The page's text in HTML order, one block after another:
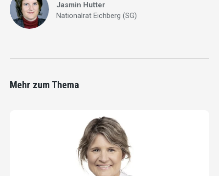
Jasmin Hutter
Nationalrat Eichberg (SG)
Mehr zum Thema